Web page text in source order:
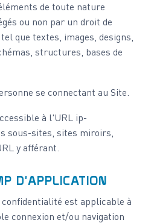
de toute nature
ou non par un droit de
que textes, images, designs,
structures, bases de
se connectant au Site.
à l'URL ip-
sous-sites, sites miroirs,
y afférant.
D'APPLICATION
est applicable à
connexion et/ou navigation